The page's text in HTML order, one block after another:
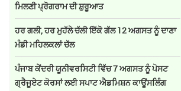
ਮਿਲਣੀ ਪ੍ਰੋਗਰਾਮ ਦੀ ਸ਼ੁਰੂਆਤ
ਹਰ ਗਲੀ, ਹਰ ਮੁਹੱਲੇ ਚੱਲੀ ਇੱਕੋ ਗੱਲ 12 ਅਗਸਤ ਨੂੰ ਦਾਣਾ
ਮੰਡੀ ਮਹਿਲਕਲਾਂ ਚੱਲ
ਪੰਜਾਬ ਕੇਂਦਰੀ ਯੂਨੀਵਰਸਿਟੀ ਵਿੱਚ 7 ਅਗਸਤ ਨੂੰ ਪੋਸਟ
ਗ੍ਰੈਜੂਏਟ ਕੋਰਸਾਂ ਲਈ ਸਪਾਟ ਐਡਮਿਸ਼ਨ ਕਾਊਂਸਲਿੰਗ